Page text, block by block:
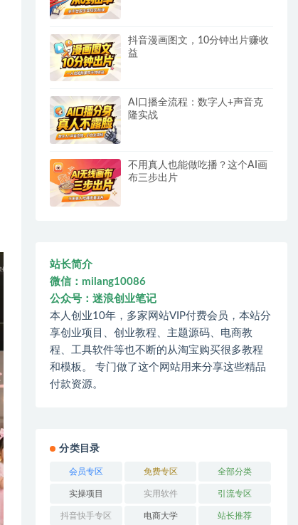
抖音漫画图文，10分钟出片赚收
益
AI口播全流程：数字人+声音克
隆实战
不用真人也能做吃播？这个AI画
布三步出片
站长简介
微信：milang10086
公众号：迷浪创业笔记
本人创业10年，多家网站VIP付费会员，本站分
享创业项目、创业教程、主题源码、电商教
程、工具软件等也不断的从淘宝购买很多教程
和模板。 专门做了这个网站用来分享这些精品
付款资源。
分类目录
会员专区 免费专区 全部分类
实操项目 实用软件 引流专区
抖音快手专区 电商大学 站长推荐